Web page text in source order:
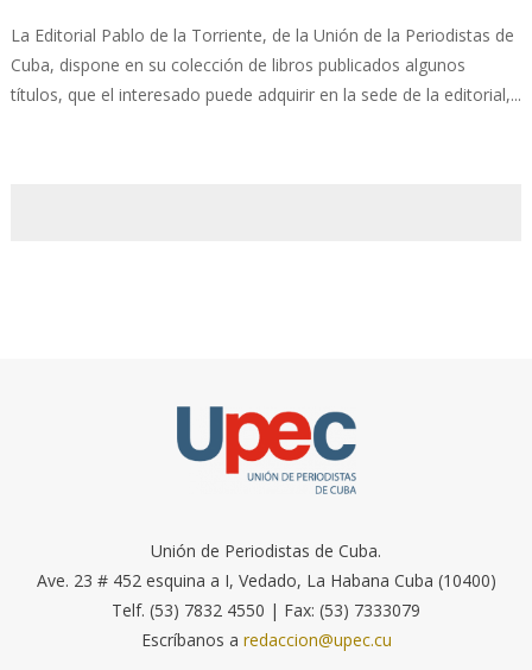
La Editorial Pablo de la Torriente, de la Unión de la Periodistas de
Cuba, dispone en su colección de libros publicados algunos
títulos, que el interesado puede adquirir en la sede de la editorial,...
Unión de Periodistas de Cuba.
Ave. 23 # 452 esquina a I, Vedado, La Habana Cuba (10400)
Telf. (53) 7832 4550 | Fax: (53) 7333079
Escríbanos a redaccion@upec.cu